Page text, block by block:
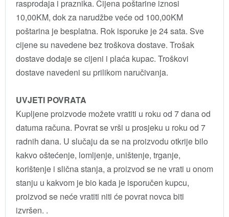
rasprodaja i praznika. Cijena poštarine iznosi
10,00KM, dok za narudžbe veće od 100,00KM
poštarina je besplatna. Rok isporuke je 24 sata. Sve
cijene su navedene bez troškova dostave. Trošak
dostave dodaje se cijeni i plaća kupac. Troškovi
dostave navedeni su prilikom naručivanja.
UVJETI POVRATA
Kupljene proizvode možete vratiti u roku od 7 dana od
datuma računa. Povrat se vrši u prosjeku u roku od 7
radnih dana. U slučaju da se na proizvodu otkrije bilo
kakvo oštećenje, lomljenje, uništenje, trganje,
korištenje i slična stanja, a proizvod se ne vrati u onom
stanju u kakvom je bio kada je isporučen kupcu,
proizvod se neće vratiti niti će povrat novca biti
izvršen. .